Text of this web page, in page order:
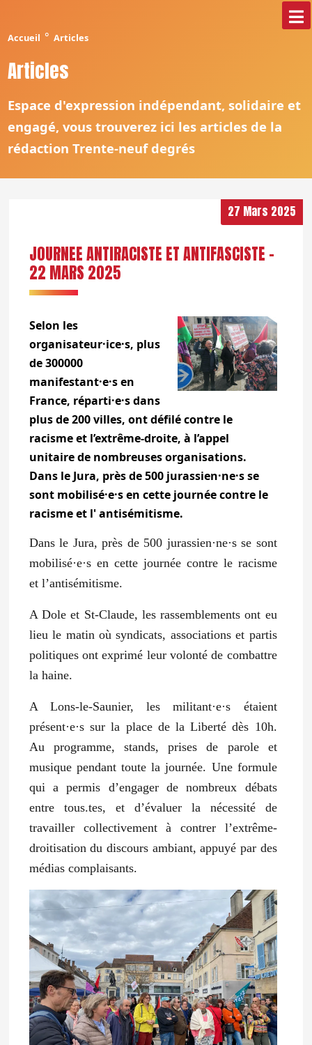
Accueil ° Articles
Articles
Espace d'expression indépendant, solidaire et
engagé, vous trouverez ici les articles de la
rédaction Trente-neuf degrés
27 Mars 2025
JOURNEE ANTIRACISTE ET ANTIFASCISTE -
22 MARS 2025
Selon les
organisateur·ice·s, plus
de 300000
manifestant·e·s en
France, réparti·e·s dans
plus de 200 villes, ont défilé contre le
racisme et l’extrême-droite, à l’appel
unitaire de nombreuses organisations.
Dans le Jura, près de 500 jurassien·ne·s se
sont mobilisé·e·s en cette journée contre le
racisme et l' antisémitisme.
Dans le Jura, près de 500 jurassien·ne·s se sont
mobilisé·e·s en cette journée contre le racisme
et l’antisémitisme.
A Dole et St-Claude, les rassemblements ont eu
lieu le matin où syndicats, associations et partis
politiques ont exprimé leur volonté de combattre
la haine.
A Lons-le-Saunier, les militant·e·s étaient
présent·e·s sur la place de la Liberté dès 10h.
Au programme, stands, prises de parole et
musique pendant toute la journée. Une formule
qui a permis d’engager de nombreux débats
entre tous.tes, et d’évaluer la nécessité de
travailler collectivement à contrer l’extrême-
droitisation du discours ambiant, appuyé par des
médias complaisants.